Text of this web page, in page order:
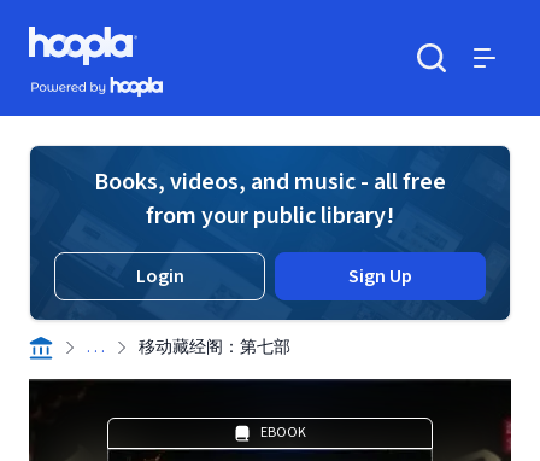
Skip to main content
Hoopla logo
Powered by Hoopla
Books, videos, and music - all free
from your public library!
Login Sign Up
. . . 移动藏经阁：第七部
EBOOK